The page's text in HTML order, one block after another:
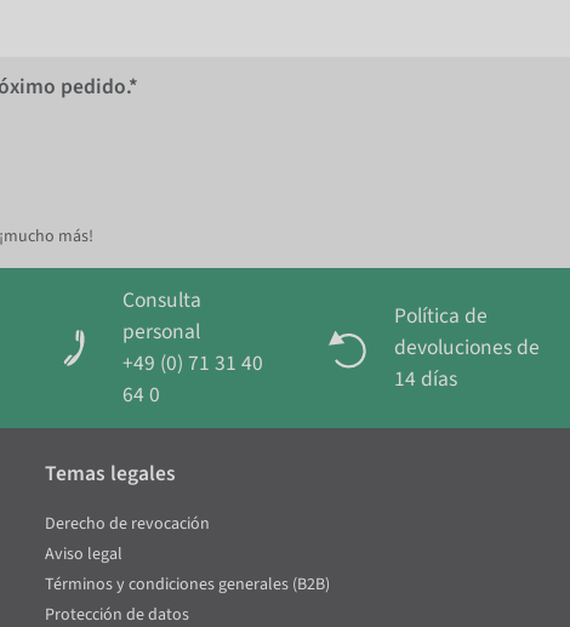
pedido.*
más!
Consulta
personal
+49 (0) 71 31 40
64 0
Política de
devoluciones de
14 días
Temas legales
Derecho de revocación
Aviso legal
Términos y condiciones generales (B2B)
Protección de datos